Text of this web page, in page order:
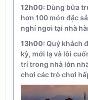
12h00: Dùng bữa
hơn 100 món đặc
nghỉ ngơi tại nhà
13h00: Quý khách
kỳ, mới lạ và lôi
trí trong nhà lớn
chơi các trò chơi